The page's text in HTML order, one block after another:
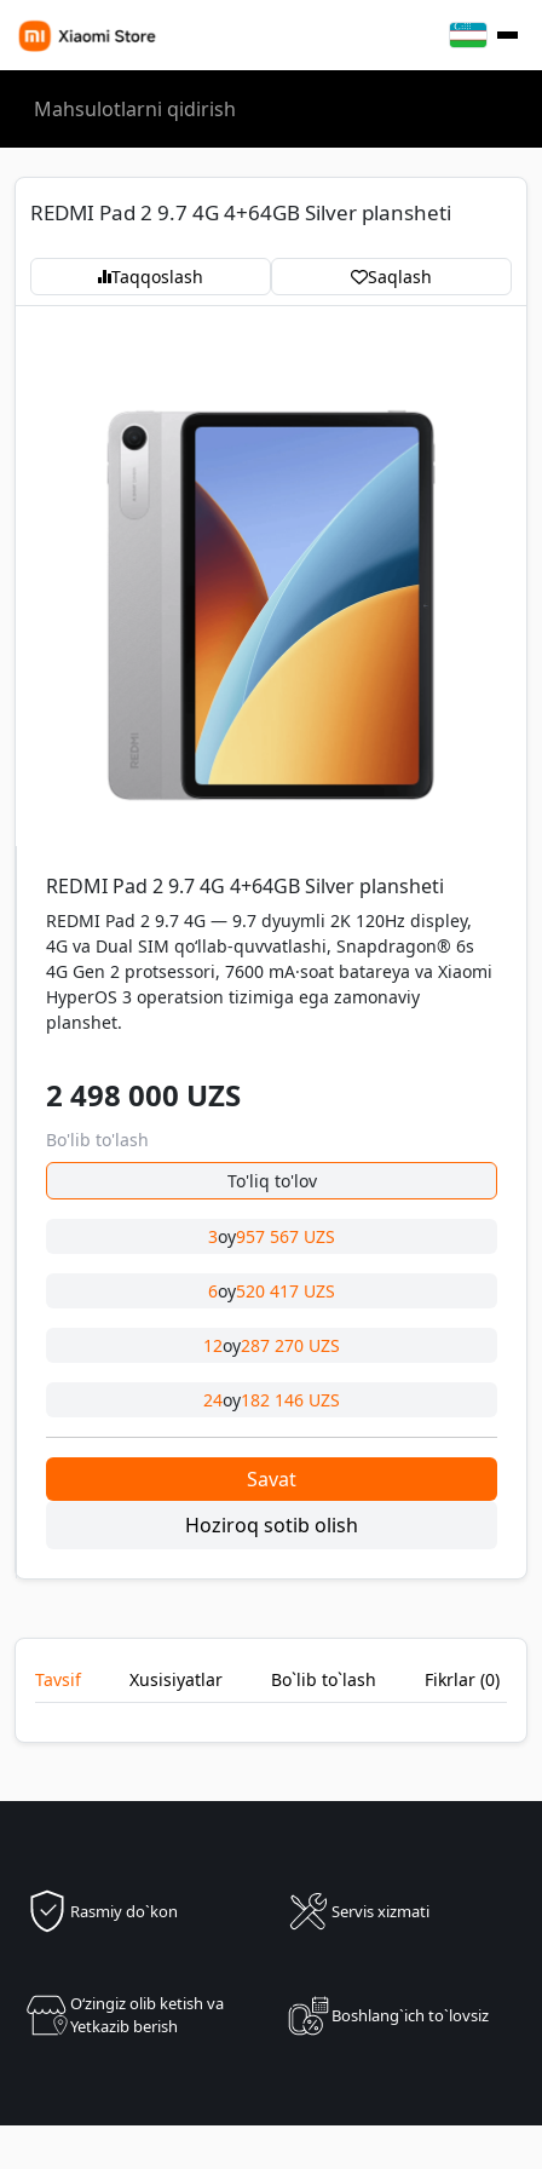
REDMI Pad 2 9.7 4G 4+64GB Silver plansheti
Taqqoslash Saqlash
REDMI Pad 2 9.7 4G 4+64GB Silver plansheti
REDMI Pad 2 9.7 4G — 9.7 dyuymli 2K 120Hz displey,
4G va Dual SIM qo‘llab-quvvatlashi, Snapdragon® 6s
4G Gen 2 protsessori, 7600 mA·soat batareya va Xiaomi
HyperOS 3 operatsion tizimiga ega zamonaviy
planshet.
2 498 000 UZS
Bo'lib to'lash
To'liq to'lov
3oy957 567 UZS
6oy520 417 UZS
12oy287 270 UZS
24oy182 146 UZS
Savat
Hoziroq sotib olish
Tavsif Xusisiyatlar Bo`lib to`lash Fikrlar (0)
Rasmiy do`kon Servis xizmati
Oʻzingiz olib ketish va
Yetkazib berish
Boshlang`ich to`lovsiz